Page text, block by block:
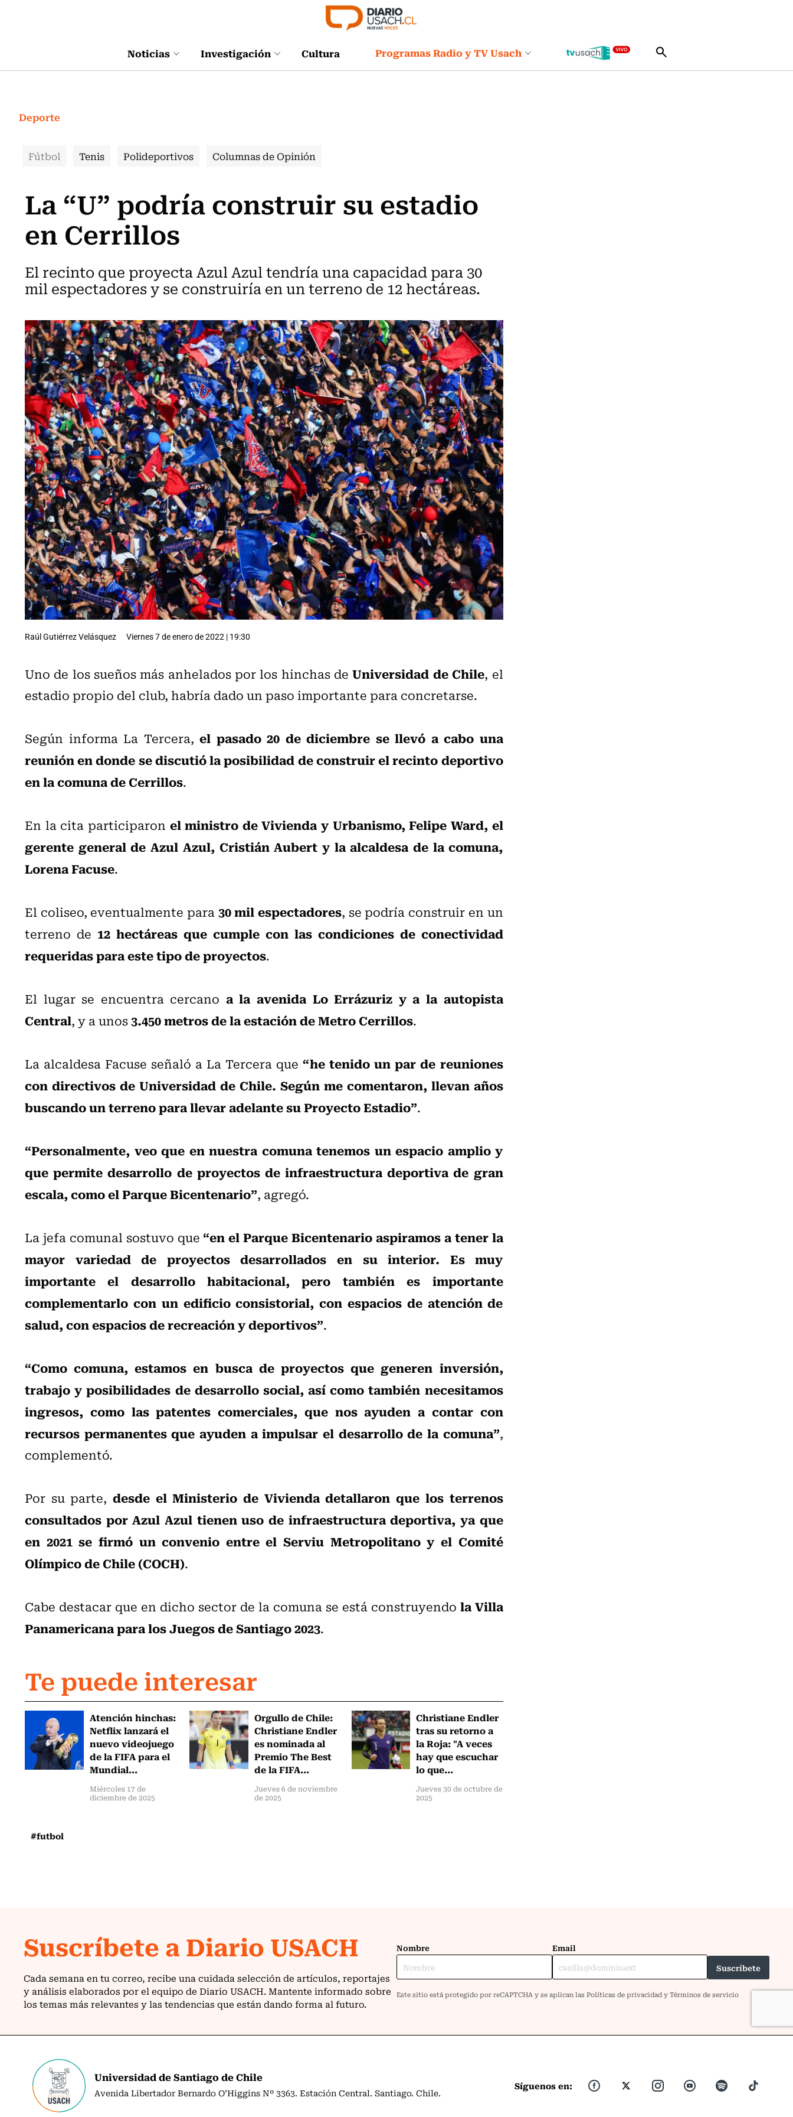
Noticias Investigación Cultura Programas Radio y TV Usach
Deporte
Fútbol Tenis Polideportivos Columnas de Opinión
La “U” podría construir su estadio
en Cerrillos
El recinto que proyecta Azul Azul tendría una capacidad para 30
mil espectadores y se construiría en un terreno de 12 hectáreas.
Raúl Gutiérrez Velásquez Viernes 7 de enero de 2022 | 19:30
Uno de los sueños más anhelados por los hinchas deUniversidad de Chile, el
estadio propio del club, habría dado un paso importante para concretarse.
Según informa La Tercera, el pasado 20 de diciembre se llevó a cabo una
reunión en donde se discutió la posibilidad de construir el recinto deportivo
en la comuna de Cerrillos.
En la cita participaron el ministro de Vivienda y Urbanismo, Felipe Ward, el
gerente general de Azul Azul, Cristián Aubert y la alcaldesa de la comuna,
Lorena Facuse.
El coliseo, eventualmente para30 mil espectadores, se podría construir en un
terreno de 12 hectáreas que cumple con las condiciones de conectividad
requeridas para este tipo de proyectos.
El lugar se encuentra cercano a la avenida Lo Errázuriz y a la autopista
Central, y a unos3.450 metros de la estación de Metro Cerrillos.
La alcaldesa Facuse señaló a La Tercera que“he tenido un par de reuniones
con directivos de Universidad de Chile. Según me comentaron, llevan años
buscando un terreno para llevar adelante su Proyecto Estadio”.
“Personalmente, veo que en nuestra comuna tenemos un espacio amplio y
que permite desarrollo de proyectos de infraestructura deportiva de gran
escala, como el Parque Bicentenario”, agregó.
La jefa comunal sostuvo que“en el Parque Bicentenario aspiramos a tener la
mayor variedad de proyectos desarrollados en su interior. Es muy
importante el desarrollo habitacional, pero también es importante
complementarlo con un edificio consistorial, con espacios de atención de
salud, con espacios de recreación y deportivos”.
“Como comuna, estamos en busca de proyectos que generen inversión,
trabajo y posibilidades de desarrollo social, así como también necesitamos
ingresos, como las patentes comerciales, que nos ayuden a contar con
recursos permanentes que ayuden a impulsar el desarrollo de la comuna”,
complementó.
Por su parte,desde el Ministerio de Vivienda detallaron que los terrenos
consultados por Azul Azul tienen uso de infraestructura deportiva, ya que
en 2021 se firmó un convenio entre el Serviu Metropolitano y el Comité
Olímpico de Chile (COCH).
Cabe destacar que en dicho sector de la comuna se está construyendo la Villa
Panamericana para los Juegos de Santiago 2023.
Te puede interesar
Atención hinchas:
Netflix lanzará el
nuevo videojuego
de la FIFA para el
Mundial...
Miércoles 17 de
diciembre de 2025
Orgullo de Chile:
Christiane Endler
es nominada al
Premio The Best
de la FIFA...
Jueves 6 de noviembre
de 2025
Christiane Endler
tras su retorno a
la Roja: "A veces
hay que escuchar
lo que...
Jueves 30 de octubre de
2025
#futbol
Universidad de Santiago de Chile
Avenida Libertador Bernardo O’Higgins Nº 3363. Estación Central. Santiago. Chile.
Síguenos en: